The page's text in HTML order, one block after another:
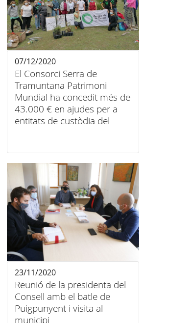
El Consorci Serra de
Tramuntana Patrimoni
Mundial ha concedit més de
43.000 € en ajudes per a
entitats de custòdia del
07/12/2020
Reunió de la presidenta del
Consell amb el batle de
Puigpunyent i visita al
municipi
23/11/2020